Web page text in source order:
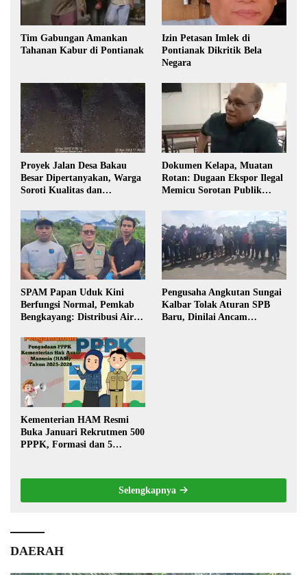
Tim Gabungan Amankan
Tahanan Kabur di Pontianak
Izin Petasan Imlek di
Pontianak Dikritik Bela
Negara
Proyek Jalan Desa Bakau
Besar Dipertanyakan, Warga
Soroti Kualitas dan
Pembangunan
Dokumen Kelapa, Muatan
Rotan: Dugaan Ekspor Ilegal
Memicu Sorotan Publik
SPAM Papan Uduk Kini
Berfungsi Normal, Pemkab
Bengkayang: Distribusi Air
Warga
Pengusaha Angkutan Sungai
Kalbar Tolak Aturan SPB
Baru, Dinilai Ancam
Kementerian HAM Resmi
Buka Januari Rekrutmen 500
PPPK, Formasi dan 5
Selengkapnya
DAERAH